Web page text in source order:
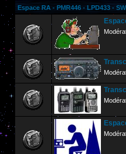
Espace RA - PMR446 - LPD433 -